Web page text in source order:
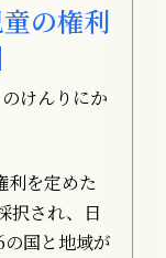
の権利
けんりにか
利を定めた
択され、日
国と地域が